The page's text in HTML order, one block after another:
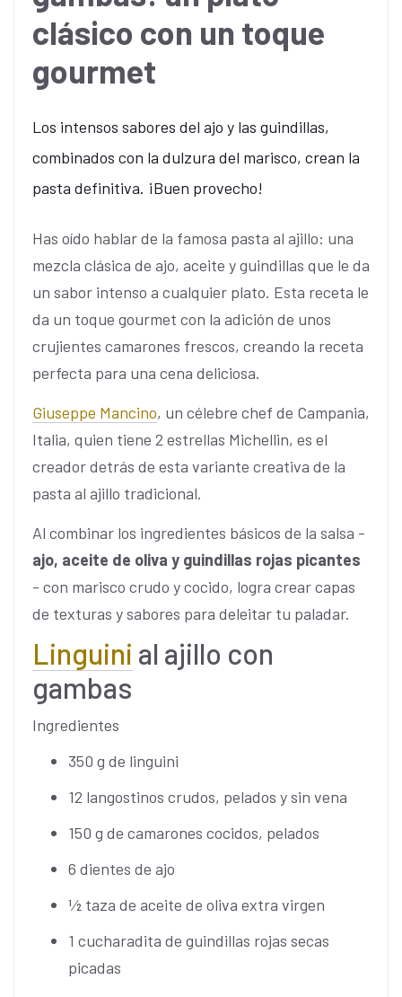
clásico con un toque
gourmet
Los intensos sabores del ajo y las guindillas,
combinados con la dulzura del marisco, crean la
pasta definitiva. ¡Buen provecho!
Has oído hablar de la famosa pasta al ajillo: una
mezcla clásica de ajo, aceite y guindillas que le da
un sabor intenso a cualquier plato. Esta receta le
da un toque gourmet con la adición de unos
crujientes camarones frescos, creando la receta
perfecta para una cena deliciosa.
Giuseppe Mancino, un célebre chef de Campania,
Italia, quien tiene 2 estrellas Michellin, es el
creador detrás de esta variante creativa de la
pasta al ajillo tradicional.
Al combinar los ingredientes básicos de la salsa -
ajo, aceite de oliva y guindillas rojas picantes
- con marisco crudo y cocido, logra crear capas
de texturas y sabores para deleitar tu paladar.
Linguini al ajillo con
gambas
Ingredientes
350 g de linguini
12 langostinos crudos, pelados y sin vena
150 g de camarones cocidos, pelados
6 dientes de ajo
1⁄2 taza de aceite de oliva extra virgen
1 cucharadita de guindillas rojas secas
picadas